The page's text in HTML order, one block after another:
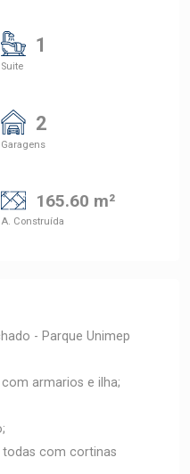
1
Suite
2
Garagens
165.60 m²
A. Construída
- Parque Unimep
armarios e ilha;
com cortinas